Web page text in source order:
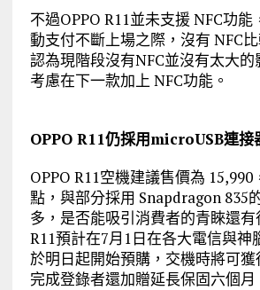
不過OPPO R11並未支援 NFC功
動支付不斷上場之際，沒有 NFC
認為現階段沒有NFC並沒有太大
考慮在下一款加上 NFC功能。
OPPO R11仍採用microUSB連接
OPPO R11空機建議售價為
點，與部分採用 Snapdragon 835
多，是否能吸引消費者的青睞還有
R11預計在7月1日在各大電信與神
於明日起開始預購，交機時將可
完成登錄者還加贈延長保固六個月